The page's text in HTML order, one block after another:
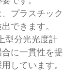
プラスチック
できます。
型分光光度計
に一貫性を提
しています。